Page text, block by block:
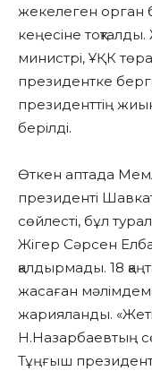
жекелеген орган
кеңесіне
министрі, ҰҚК
президентке
президенттің
берілді.
Өткен аптада
президенті
сөйлесті, бұл
Жігер Сәрсен
қалдырмады. 18
жасаған
жарияланды.
Н.Назарбаевтың
Тұңғыш